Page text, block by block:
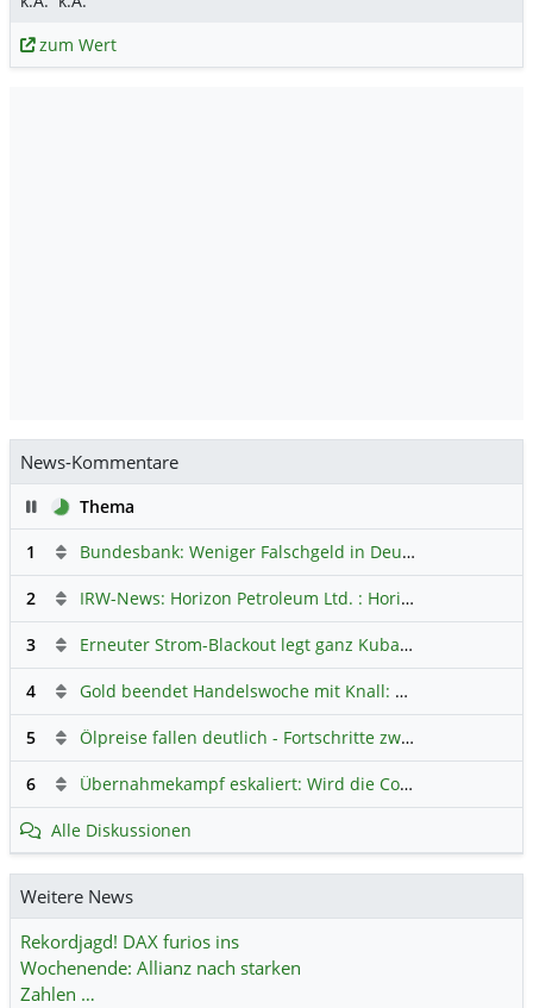
zum Wert
News-Kommentare
PauseThema
1
Bundesbank: Weniger Falschgeld in Deutschland
2 IRW-News: Horizon Petroleum Ltd. : Horizon Petroleum beginnt mit der Testförderung im Projekt Lachowice in Polen und schließt die Platzierung einer überzeichneten Wandelanleihe ab
3 Erneuter Strom-Blackout legt ganz Kuba lahm
4 Gold beendet Handelswoche mit Knall: Barrick Mining – Ist diese Aktie wieder ein Kauf?
5 Ölpreise fallen deutlich - Fortschritte zwischen USA und Iran belasten
6 Übernahmekampf eskaliert: Wird die Commerzbank italienisch?
Alle Diskussionen
Weitere News
Rekordjagd! DAX furios ins
Wochenende: Allianz nach starken
Zahlen …